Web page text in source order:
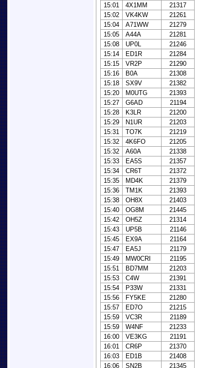
15:01
4X1MM
21317
15:02
VK4KW
21261
15:04
A71WW
21279
15:05
A44A
21281
15:08
UP0L
21246
15:14
ED1R
21284
15:15
VR2P
21290
15:16
B0A
21308
15:18
SX9V
21382
15:20
M0UTG
21393
15:27
G6AD
21194
15:28
K3LR
21200
15:29
N1UR
21203
15:31
TO7K
21219
15:32
4K6FO
21205
15:32
A60A
21338
15:33
EA5S
21357
15:34
CR6T
21372
15:35
MD4K
21379
15:36
TM1K
21393
15:38
OH8X
21403
15:40
OG8M
21445
15:42
OH5Z
21314
15:43
UP5B
21146
15:45
EX9A
21164
15:47
EA5J
21179
15:49
MW0CRI
21195
15:51
BD7MM
21203
15:53
C4W
21391
15:54
P33W
21331
15:56
FY5KE
21280
15:57
ED7O
21215
15:59
VC3R
21189
15:59
W4NF
21233
16:00
VE3KG
21191
16:01
CR6P
21370
16:03
ED1B
21408
16:06
SN2B
21345